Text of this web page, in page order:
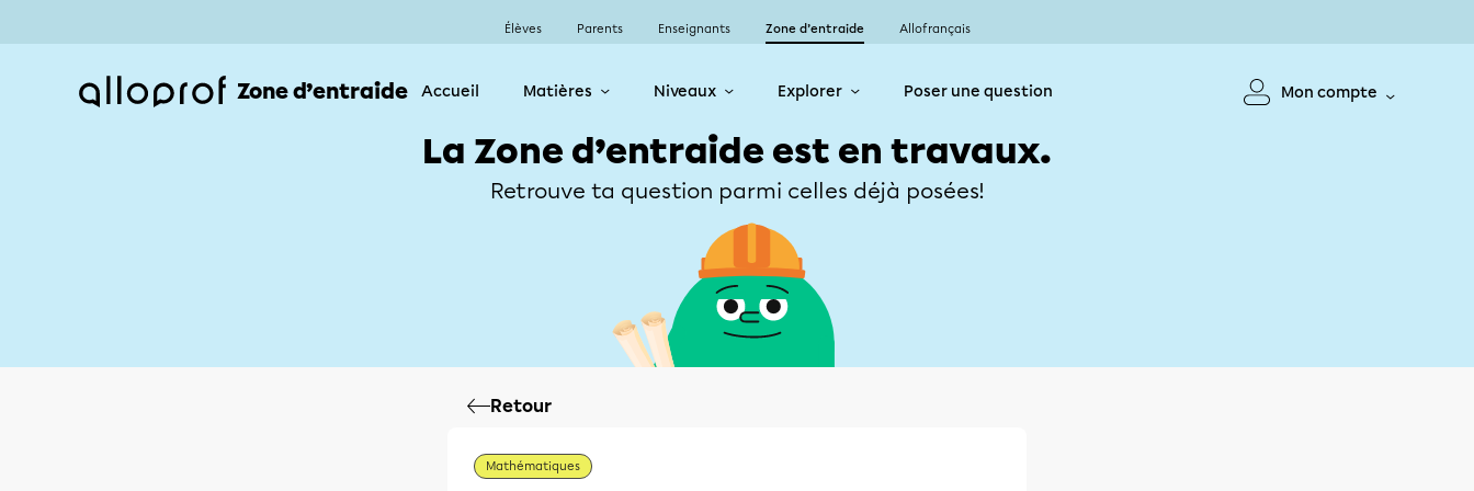
Élèves Parents Enseignants Zone d’entraide Allofrançais
Zone d’entraide Accueil Matières Niveaux Explorer Poser une question Mon compte
La Zone d’entraide est en travaux.
Retrouve ta question parmi celles déjà posées!
Retour
Mathématiques